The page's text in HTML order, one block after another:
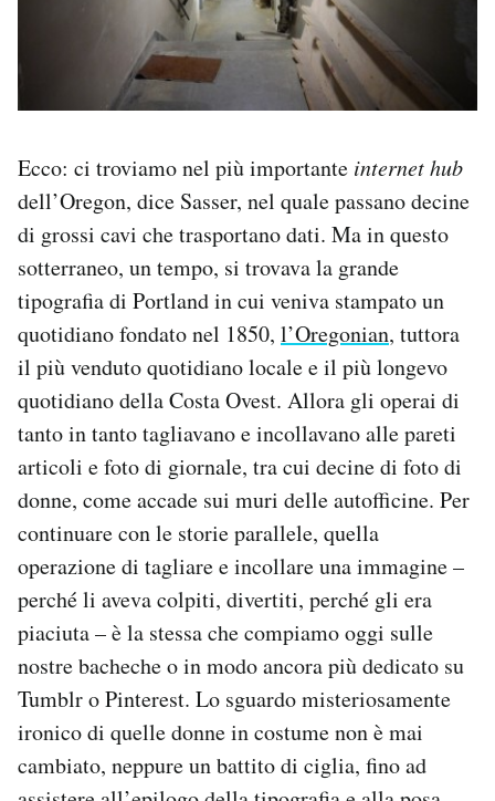
Ecco: ci troviamo nel più importante internet hub
dell’Oregon, dice Sasser, nel quale passano decine
di grossi cavi che trasportano dati. Ma in questo
sotterraneo, un tempo, si trovava la grande
tipografia di Portland in cui veniva stampato un
quotidiano fondato nel 1850, l’Oregonian, tuttora
il più venduto quotidiano locale e il più longevo
quotidiano della Costa Ovest. Allora gli operai di
tanto in tanto tagliavano e incollavano alle pareti
articoli e foto di giornale, tra cui decine di foto di
donne, come accade sui muri delle autofficine. Per
continuare con le storie parallele, quella
operazione di tagliare e incollare una immagine –
perché li aveva colpiti, divertiti, perché gli era
piaciuta – è la stessa che compiamo oggi sulle
nostre bacheche o in modo ancora più dedicato su
Tumblr o Pinterest. Lo sguardo misteriosamente
ironico di quelle donne in costume non è mai
cambiato, neppure un battito di ciglia, fino ad